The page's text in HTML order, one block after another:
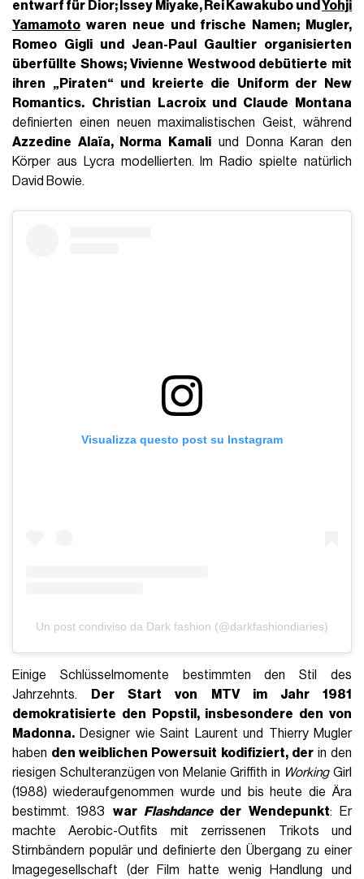
entwarf für Dior; Issey Miyake, Rei Kawakubo und Yohji
Yamamoto waren neue und frische Namen; Mugler,
Romeo Gigli und
Jean-Paul Gaultier organisierten
überfüllte Shows; Vivienne Westwood debütierte mit
ihren „Piraten“ und
kreierte die Uniform der New
Romantics.
Christian Lacroix und Claude Montana
definierten einen neuen maximalistischen Geist, während
Azzedine Alaïa, Norma Kamali und Donna Karan den
Körper aus Lycra modellierten. Im Radio spielte natürlich
David Bowie.
Visualizza questo post su Instagram
Un post condiviso da Dark fashion (@darkfashiondiaries)
Einige Schlüsselmomente bestimmten den Stil des
Jahrzehnts.
DerStart von MTV im Jahr 1981
demokratisierte den Popstil, insbesondere den von
Madonna. Designer wie Saint Laurent und Thierry Mugler
haben den weiblichen Powersuit kodifiziert, derin den
riesigen Schulteranzügen von Melanie Griffith in WorkingGirl
(1988) wiederaufgenommen wurde und bis heute die Ära
bestimmt. 1983 war Flashdanceder Wendepunkt: Er
machte Aerobic-Outfits mit zerrissenen Trikots und
Stirnbändern populär und definierte den Übergang zu einer
Imagegesellschaft (der Film hatte wenig Handlung und